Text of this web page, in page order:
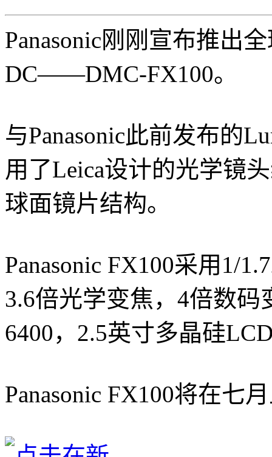
Panasonic刚刚宣布推出
DC——DMC-FX100。
与Panasonic此前发布的
用了Leica设计的光学镜
球面镜片结构。
Panasonic FX100采用1/
3.6倍光学变焦，4倍数码
6400，2.5英寸多晶硅
Panasonic FX100将在七